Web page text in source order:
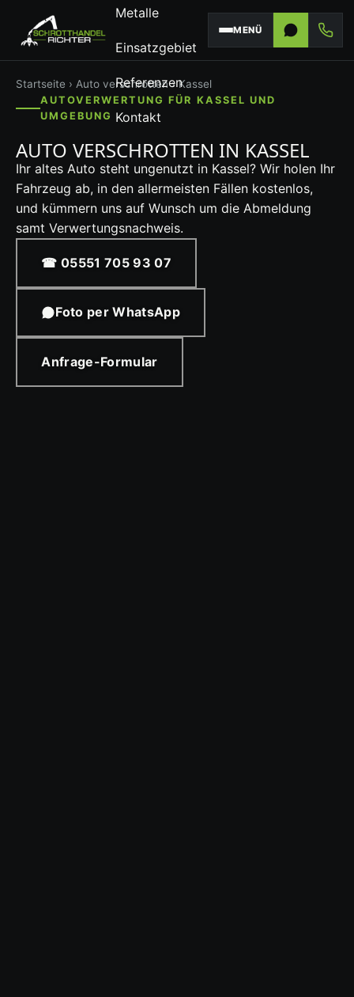
Metalle
Einsatzgebiet
Referenzen
Kontakt
MENÜ
Startseite › Auto verschrotten› Kassel
AUTOVERWERTUNG FÜR KASSEL UND
UMGEBUNG
AUTO VERSCHROTTEN IN KASSEL
Ihr altes Auto steht ungenutzt in Kassel? Wir holen Ihr
Fahrzeug ab, in den allermeisten Fällen kostenlos,
und kümmern uns auf Wunsch um die Abmeldung
samt Verwertungsnachweis.
☎ 05551 705 93 07
Foto per WhatsApp
Anfrage-Formular